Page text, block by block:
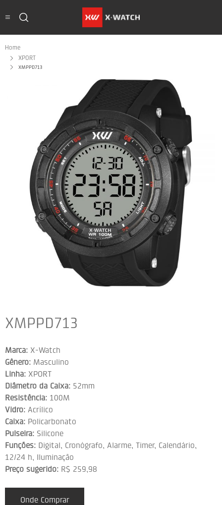
Home
XPORT
XMPPD713
XMPPD713
Marca: X-Watch
Gênero: Masculino
Linha: XPORT
Diâmetro da Caixa: 52mm
Resistência: 100M
Vidro: Acrílico
Caixa: Policarbonato
Pulseira: Silicone
Funções: Digital, Cronógrafo, Alarme, Timer, Calendário,
12/24 h, Iluminação
Preço sugerido: R$ 259,98
Onde Comprar